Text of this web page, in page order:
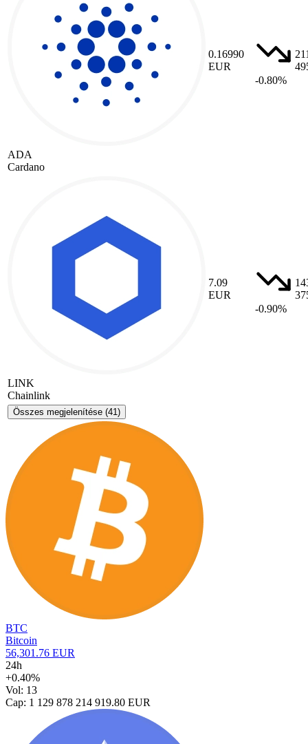
ADA
Cardano
0.16990
EUR
-0.80%
LINK
Chainlink
7.09
EUR
-0.90%
Összes megjelenítése (41)
BTC
Bitcoin
56,301.76 EUR
24h
+0.40%
Vol: 13
Cap: 1 129 878 214 919.80 EUR